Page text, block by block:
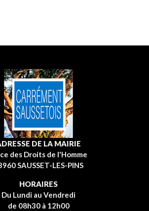
DE LA MAIRIE
des Droits de l'Homme
SAUSSET-LES-PINS
HORAIRES
Du Lundi au Vendredi
de 08h30 à 12h00